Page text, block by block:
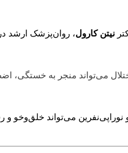
نیتن کارول، روان‌پزشک ارشد
می‌تواند منجر به خستگی،
و نوراپی‌نفرین می‌تواند خلق‌وخو